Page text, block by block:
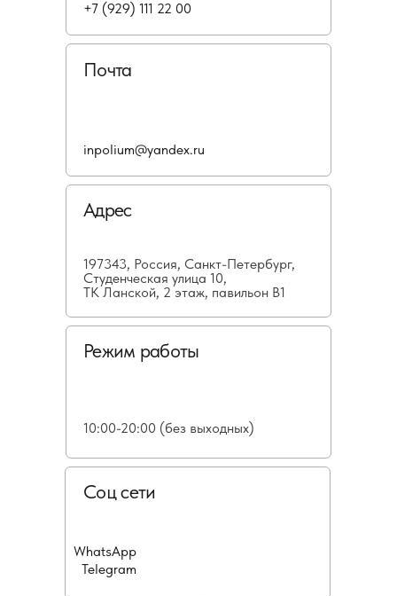
Почта
Адрес
197343, Россия, Санкт-Петербург,
Студенческая улица 10,
ТК Ланской, 2 этаж, павильон В1
Режим работы
10:00-20:00 (без выходных)
Соц сети
+7 (929) 111 22 00
inpolium@yandex.ru
WhatsApp
Telegram